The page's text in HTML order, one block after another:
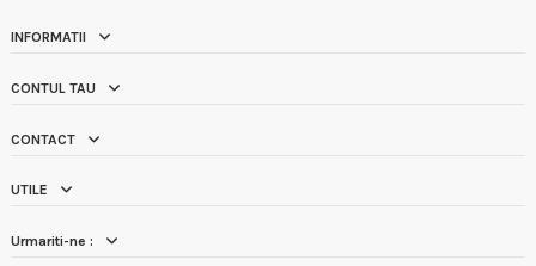
INFORMATII
CONTUL TAU
CONTACT
UTILE
Urmariti-ne :